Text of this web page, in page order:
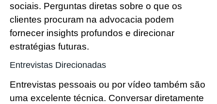
sociais. Perguntas diretas sobre o que os
clientes procuram na advocacia podem
fornecer insights profundos e direcionar
estratégias futuras.
Entrevistas Direcionadas
Entrevistas pessoais ou por vídeo também são
uma excelente técnica. Conversar diretamente